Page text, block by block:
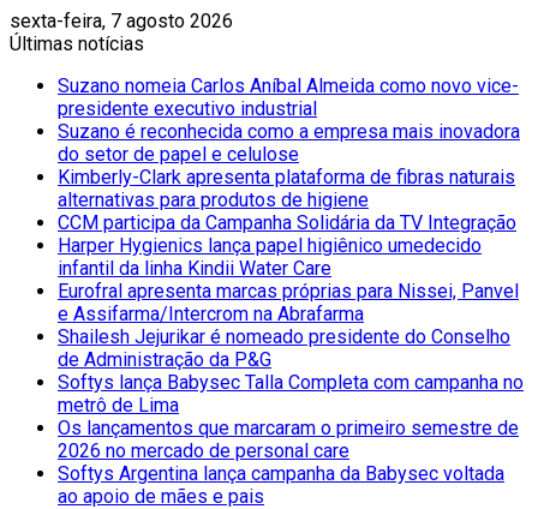
sexta-feira, 7 agosto 2026
Últimas notícias
Suzano nomeia Carlos Aníbal Almeida como novo vice-
presidente executivo industrial
Suzano é reconhecida como a empresa mais inovadora
do setor de papel e celulose
Kimberly-Clark apresenta plataforma de fibras naturais
alternativas para produtos de higiene
CCM participa da Campanha Solidária da TV Integração
Harper Hygienics lança papel higiênico umedecido
infantil da linha Kindii Water Care
Eurofral apresenta marcas próprias para Nissei, Panvel
e Assifarma/Intercrom na Abrafarma
Shailesh Jejurikar é nomeado presidente do Conselho
de Administração da P&G
Softys lança Babysec Talla Completa com campanha no
metrô de Lima
Os lançamentos que marcaram o primeiro semestre de
2026 no mercado de personal care
Softys Argentina lança campanha da Babysec voltada
ao apoio de mães e pais